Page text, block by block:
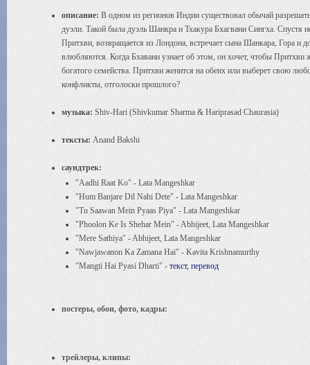
описание: В одном из регионов Индии существовал обычай
дуэли. Такой была дуэль Шанкра и Тхакура Бхагвани Сингха. Спустя
Притхви, возвращается из Лондона, встречает сына Шанкара, Гора и
влюбляются. Когда Бхавани узнает об этом, он хочет, чтобы Притхви
богатого семейства. Притхви женится на обеих или выберет свою
конфликты, отголоски прошлого?
музыка: Shiv-Hari (Shivkumar Sharma & Hariprasad Chaurasia)
тексты: Anand Bakshi
саундтрек:
"Aadhi Raat Ko" - Lata Mangeshkar
"Hum Banjare Dil Nahi Dete" - Lata Mangeshkar
"Tu Saawan Mein Pyaas Piya" - Lata Mangeshkar
"Phoolon Ke Is Shehar Mein" - Abhijeet, Lata Mangeshkar
"Mere Sathiya" - Abhijeet, Lata Mangeshkar
"Nawjawanon Ka Zamana Hai" - Kavita Krishnamurthy
"Mangti Hai Pyasi Dharti" - текст, перевод
постеры, обои, фото, кадры:
трейлеры, клипы: